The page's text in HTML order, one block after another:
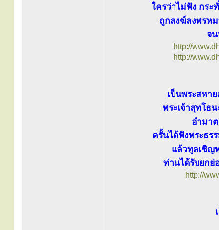
ใครว่าไม่ฟัง กระ
ถูกสงฆ์ลงพร
จน
http://
http://
เป็นพระสหา
พระเจ้าสุทโธ
อำมา
ครั้นได้ฟังพระธร
แล้วทูลเชิญ
ท่านได้รับยกย่
http://